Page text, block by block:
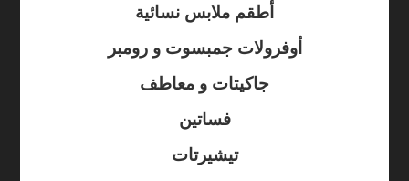
أطقم ملابس نسائية
أوفرولات جمبسوت و رومبر
جاكيتات و معاطف
فساتين
تيشيرتات